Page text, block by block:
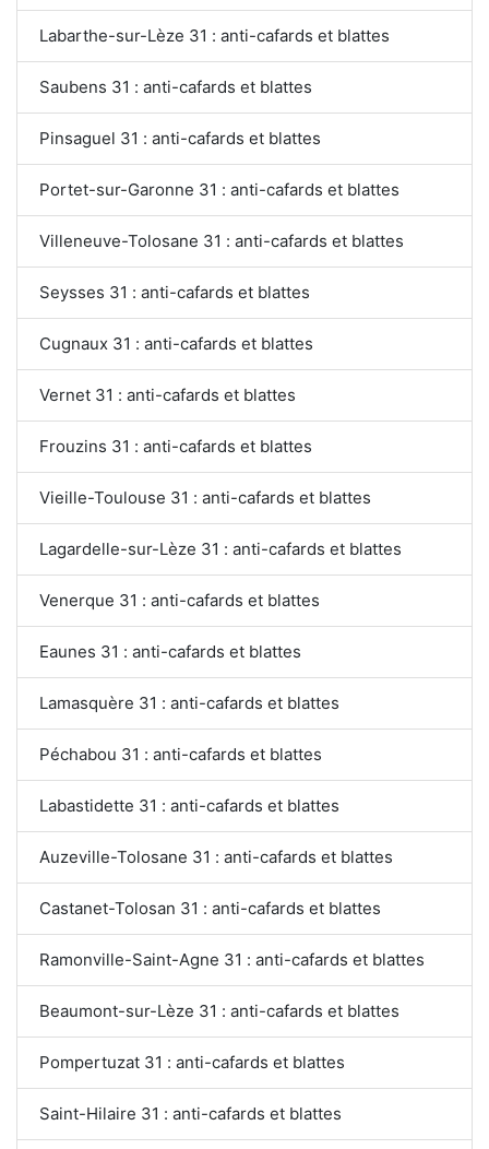
Labarthe-sur-Lèze 31 : anti-cafards et blattes
Saubens 31 : anti-cafards et blattes
Pinsaguel 31 : anti-cafards et blattes
Portet-sur-Garonne 31 : anti-cafards et blattes
Villeneuve-Tolosane 31 : anti-cafards et blattes
Seysses 31 : anti-cafards et blattes
Cugnaux 31 : anti-cafards et blattes
Vernet 31 : anti-cafards et blattes
Frouzins 31 : anti-cafards et blattes
Vieille-Toulouse 31 : anti-cafards et blattes
Lagardelle-sur-Lèze 31 : anti-cafards et blattes
Venerque 31 : anti-cafards et blattes
Eaunes 31 : anti-cafards et blattes
Lamasquère 31 : anti-cafards et blattes
Péchabou 31 : anti-cafards et blattes
Labastidette 31 : anti-cafards et blattes
Auzeville-Tolosane 31 : anti-cafards et blattes
Castanet-Tolosan 31 : anti-cafards et blattes
Ramonville-Saint-Agne 31 : anti-cafards et blattes
Beaumont-sur-Lèze 31 : anti-cafards et blattes
Pompertuzat 31 : anti-cafards et blattes
Saint-Hilaire 31 : anti-cafards et blattes